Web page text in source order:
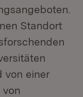
Standort
von einer